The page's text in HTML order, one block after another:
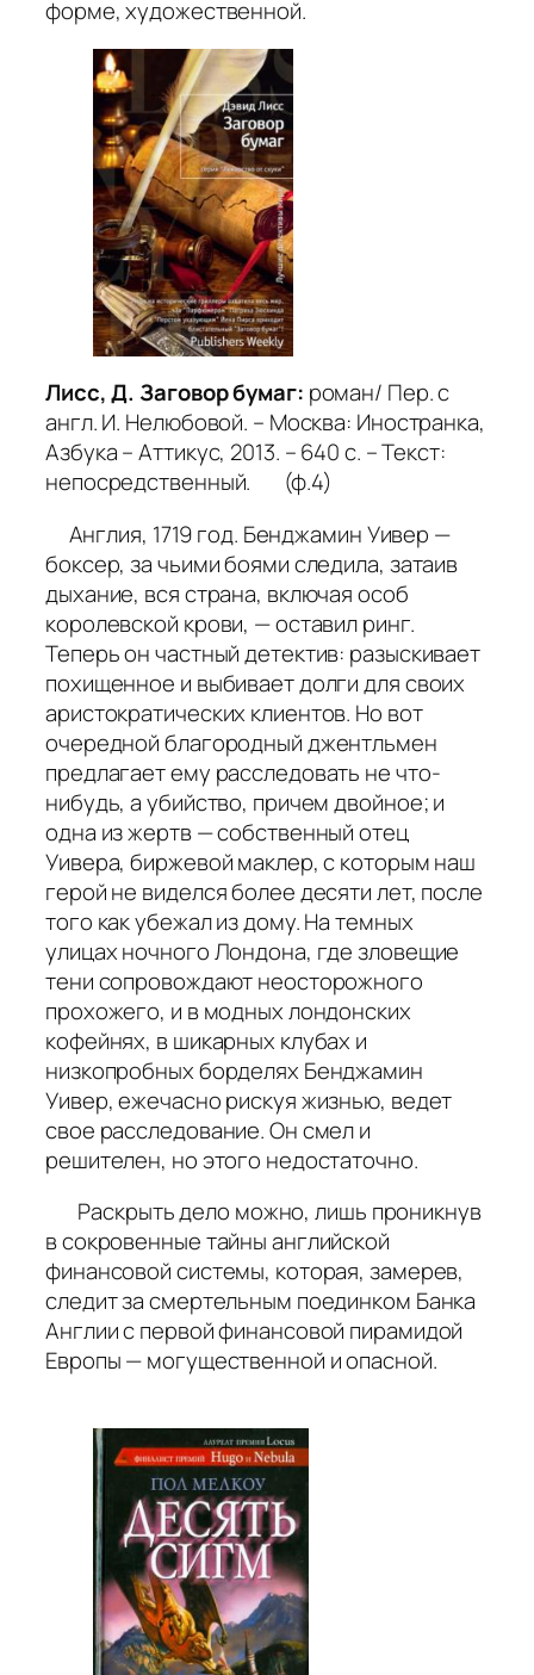
форме, художественной.
Лисс, Д. Заговор бумаг: роман/ Пер. с
англ. И. Нелюбовой. – Москва: Иностранка,
Азбука – Аттикус, 2013. – 640 с. – Текст:
непосредственный. (ф.4)
Англия, 1719 год. Бенджамин Уивер —
боксер, за чьими боями следила, затаив
дыхание, вся страна, включая особ
королевской крови, — оставил ринг.
Теперь он частный детектив: разыскивает
похищенное и выбивает долги для своих
аристократических клиентов. Но вот
очередной благородный джентльмен
предлагает ему расследовать не что-
нибудь, а убийство, причем двойное; и
одна из жертв — собственный отец
Уивера, биржевой маклер, с которым наш
герой не виделся более десяти лет, после
того как убежал из дому. На темных
улицах ночного Лондона, где зловещие
тени сопровождают неосторожного
прохожего, и в модных лондонских
кофейнях, в шикарных клубах и
низкопробных борделях Бенджамин
Уивер, ежечасно рискуя жизнью, ведет
свое расследование. Он смел и
решителен, но этого недостаточно.
Раскрыть дело можно, лишь проникнув
в сокровенные тайны английской
финансовой системы, которая, замерев,
следит за смертельным поединком Банка
Англии с первой финансовой пирамидой
Европы — могущественной и опасной.